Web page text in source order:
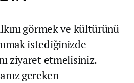
görmek ve kültürünü
istediğinizde
ziyaret etmelisiniz.
gereken